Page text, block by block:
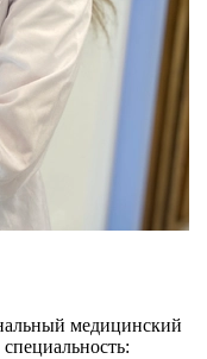
медицинский